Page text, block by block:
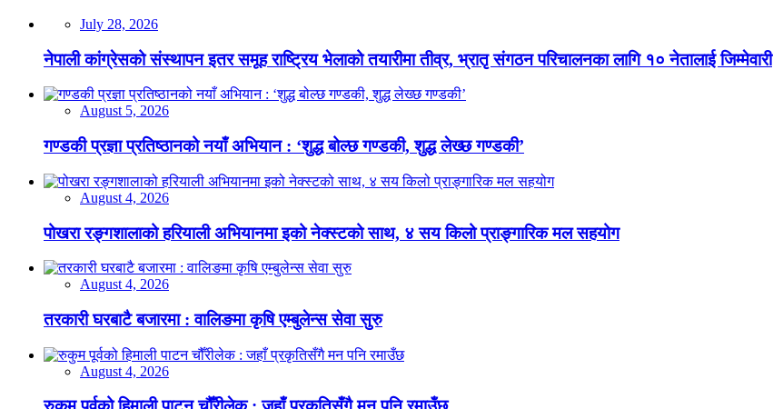
July 28, 2026
नेपाली कांग्रेसको संस्थापन इतर समूह राष्ट्रिय भेलाको तयारीमा तीव्र, भ्रातृ संगठन परिचालनका लागि १० नेतालाई जिम्मेवारी
August 5, 2026
गण्डकी प्रज्ञा प्रतिष्ठानको नयाँ अभियान : ‘शुद्ध बोल्छ गण्डकी, शुद्ध लेख्छ गण्डकी’
August 4, 2026
पोखरा रङ्गशालाको हरियाली अभियानमा इको नेक्स्टको साथ, ४ सय किलो प्राङ्गारिक मल सहयोग
August 4, 2026
तरकारी घरबाटै बजारमा : वालिङमा कृषि एम्बुलेन्स सेवा सुरु
August 4, 2026